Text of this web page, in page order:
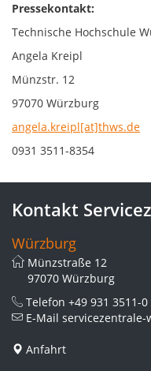
Pressekontakt:
Technische Hochschule
Angela Kreipl
Münzstr. 12
97070 Würzburg
angela.kreipl[at]thws.de
0931 3511-8354
Kontakt
Würzburg
Münzstraße 12
97070 Würzburg
Telefon +49 931 3511-0
E-Mail
Anfahrt